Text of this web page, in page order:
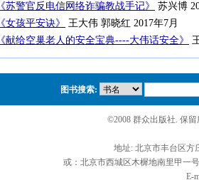
《苏警官反电信网络诈骗教战手记》
苏兴博
《女孩平安诀》
王大伟 郭晓红 2017年7月
《献给空巢老人的安全宝典----大伟话安全》
图书搜索:
©2008 群众出版社. 保
地址: 北京市丰台区
或：北京市西城区木樨地南里甲一
E-